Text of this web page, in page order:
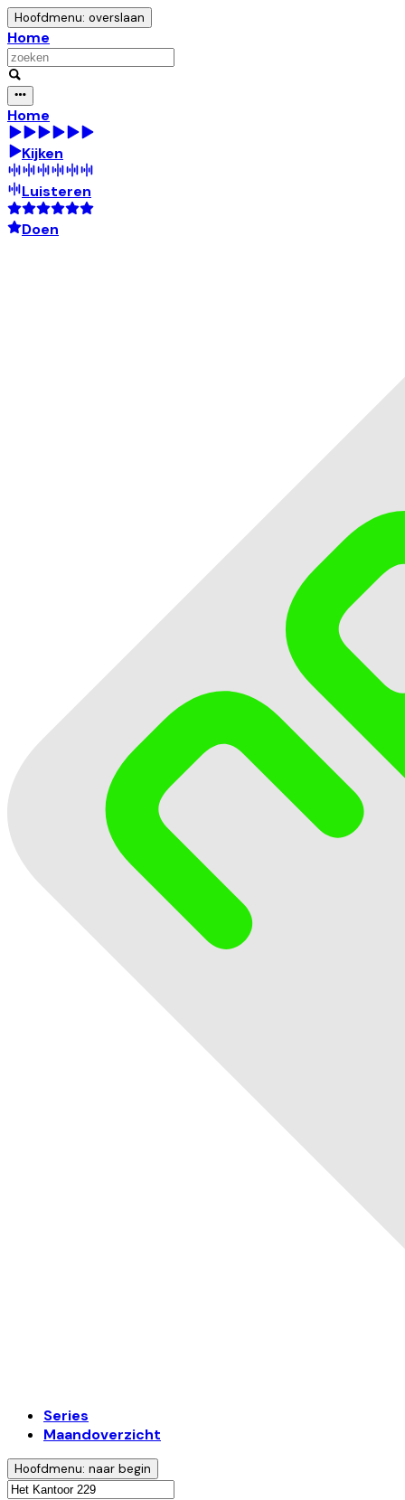
Hoofdmenu: overslaan
Home
Home
Kijken
Luisteren
Doen
Series
Maandoverzicht
Hoofdmenu: naar begin